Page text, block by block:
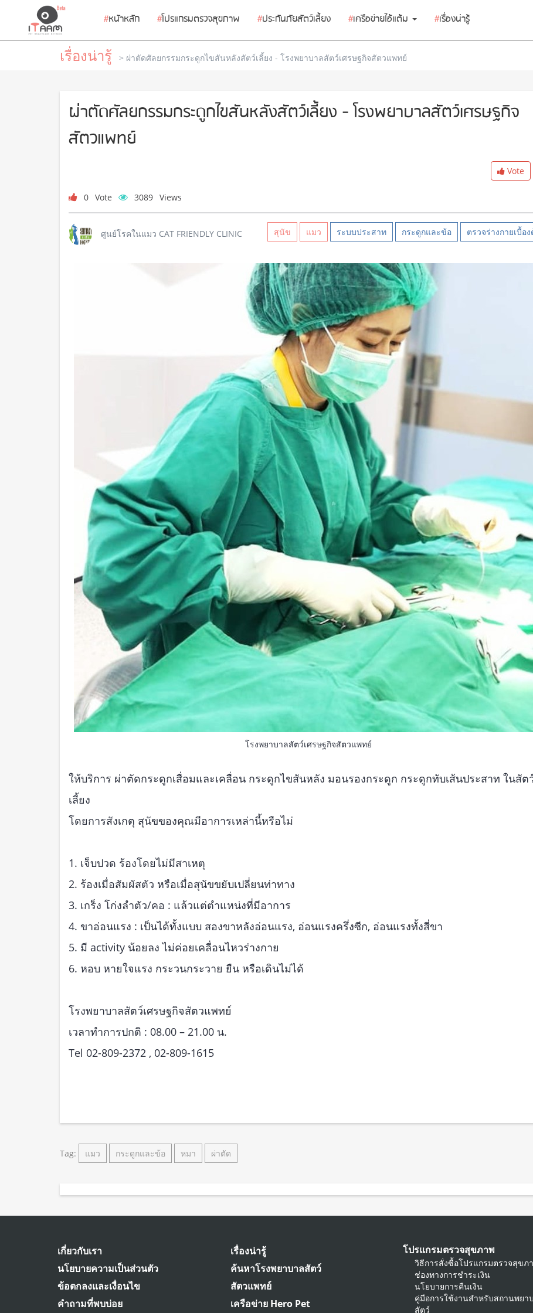
#หนัาหลัก #โปรแกรมตรวจสุขภาพ #ประกันภัยสัตว์เลี้ยง #เครือข่ายไอ้แต้ม #เรื่องน่ารู้
เรื่องน่ารู้ > ผ่าตัดศัลยกรรมกระดูกไขสันหลังสัตว์เลี้ยง - โรงพยาบาลสัตว์เศรษฐกิจสัตวแพทย์
ผ่าตัดศัลยกรรมกระดูกไขสันหลังสัตว์เลี้ยง - โรงพยาบาลสัตว์เศรษฐกิจ
สัตวแพทย์
0 Vote 3089 Views
Vote
ศูนย์โรคในแมว CAT FRIENDLY CLINIC สุนัข แมว ระบบประสาท กระดูกและข้อ ตรวจร่างกายเบื้อ
โรงพยาบาลสัตว์เศรษฐกิจสัตวแพทย์
ให้บริการ ผ่าตัดกระดูกเสื่อมและเคลื่อน กระดูกไขสันหลัง มอนรองกระดูก กระดูกทับเส้นประสาท ในสัต
เลี้ยง
โดยการสังเกตุ สุนัขของคุณมีอาการเหล่านี้หรือไม่
1. เจ็บปวด ร้องโดยไม่มีสาเหตุ
2. ร้องเมื่อสัมผัสตัว หรือเมื่อสุนัขขยับเปลี่ยนท่าทาง
3. เกร็ง โก่งลำตัว/คอ : แล้วแต่ตำแหน่งที่มีอาการ
4. ขาอ่อนแรง : เป็นได้ทั้งแบบ สองขาหลังอ่อนแรง, อ่อนแรงครึ่งซีก, อ่อนแรงทั้งสี่ขา
5. มี activity น้อยลง ไม่ค่อยเคลื่อนไหวร่างกาย
6. หอบ หายใจแรง กระวนกระวาย ยืน หรือเดินไม่ได้
โรงพยาบาลสัตว์เศรษฐกิจสัตวแพทย์
เวลาทำการปกติ : 08.00 – 21.00 น.
Tel 02-809-2372 , 02-809-1615
Tag: แมว กระดูกและข้อ หมา ผ่าตัด
เกี่ยวกับเรา
นโยบายความเป็นส่วนตัว
ข้อตกลงและเงื่อนไข
คำถามที่พบบ่อย
เรื่องน่ารู้
ค้นหาโรงพยาบาลสัตว์
สัตวแพทย์
เครือข่าย Hero Pet
โปรแกรมตรวจสุขภาพ
วิธีการสั่งซื้อโปรแกรมตรวจสุขภ
ช่องทางการชำระเงิน
นโยบายการคืนเงิน
คู่มือการใช้งานสำหรับสถานพยา
สัตว์